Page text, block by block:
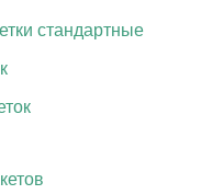
стандартные